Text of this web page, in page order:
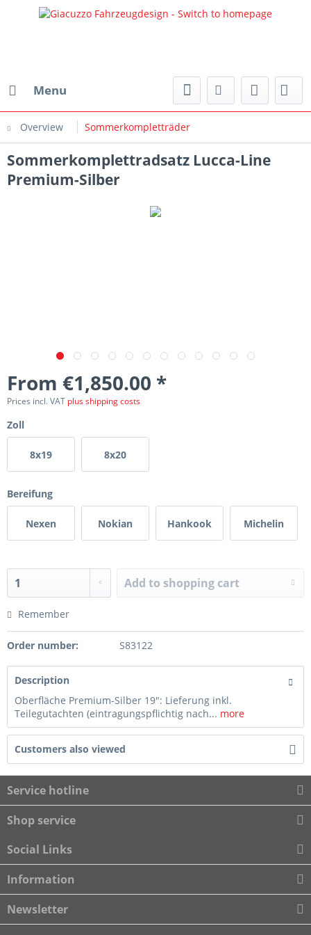
Menu
Overview Sommerkompletträder
Sommerkomplettradsatz Lucca-Line
Premium-Silber
From €1,850.00 *
Prices incl. VAT plus shipping costs
Zoll
8x19 8x20
Bereifung
Nexen Nokian Hankook Michelin
Add to shopping cart
Remember
Order number: S83122
Description
Oberfläche Premium-Silber 19": Lieferung inkl.
Teilegutachten (eintragungspflichtig nach... more
Customers also viewed
Service hotline
Shop service
Social Links
Information
Newsletter